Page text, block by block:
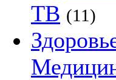
ТВ (11)